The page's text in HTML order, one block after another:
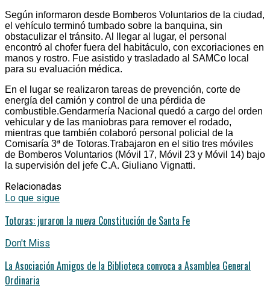
Según informaron desde Bomberos Voluntarios de la ciudad,
el vehículo terminó tumbado sobre la banquina, sin
obstaculizar el tránsito. Al llegar al lugar, el personal
encontró al chofer fuera del habitáculo, con excoriaciones en
manos y rostro. Fue asistido y trasladado al SAMCo local
para su evaluación médica.
En el lugar se realizaron tareas de prevención, corte de
energía del camión y control de una pérdida de
combustible.Gendarmería Nacional quedó a cargo del orden
vehicular y de las maniobras para remover el rodado,
mientras que también colaboró personal policial de la
Comisaría 3ª de Totoras.Trabajaron en el sitio tres móviles
de Bomberos Voluntarios (Móvil 17, Móvil 23 y Móvil 14) bajo
la supervisión del jefe C.A. Giuliano Vignatti.
Relacionadas
Lo que sigue
Totoras: juraron la nueva Constitución de Santa Fe
Don't Miss
La Asociación Amigos de la Biblioteca convoca a Asamblea General
Ordinaria